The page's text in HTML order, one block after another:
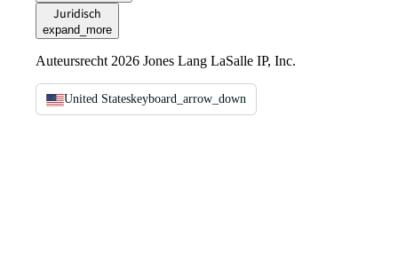
Juridisch
expand_more
Auteursrecht 2026 Jones Lang LaSalle IP, Inc.
United Stateskeyboard_arrow_down